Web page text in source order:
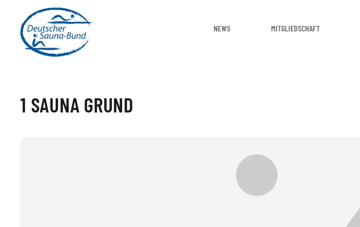
NEWS MITGLIEDSCHAFT
1 SAUNA GRUND